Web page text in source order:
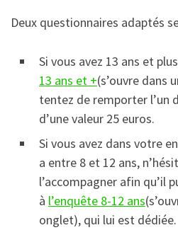
Deux questionnaires adaptés
Si vous avez 13 ans et
13 ans et +(s’ouvre dans
tentez de remporter l’un
d’une valeur 25 euros.
Si vous avez dans votre
a entre 8 et 12 ans,
l’accompagner afin qu’il
à l’enquête 8-12 ans
onglet), qui lui est dédiée.